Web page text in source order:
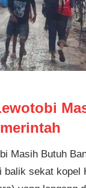
Masih Butuh
balik sekat kopel